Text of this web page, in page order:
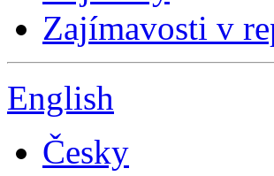
Zajímavosti v
English
Česky